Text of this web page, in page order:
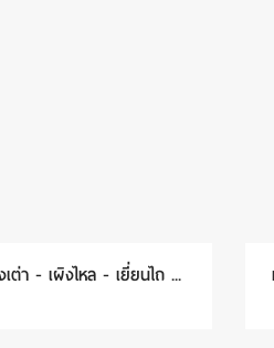
ต่า - เผิงไหล - เยี่ยนไถ ...